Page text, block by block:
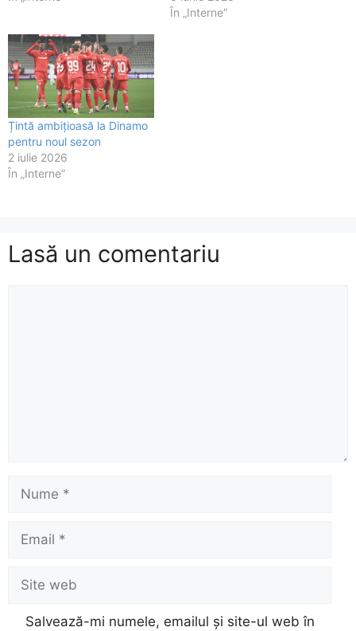
În „Interne”
Țintă ambițioasă la Dinamo
pentru noul sezon
2 iulie 2026
În „Interne”
Lasă un comentariu
Nume
Email
Site
web
Salvează-mi numele, emailul și site-ul web în